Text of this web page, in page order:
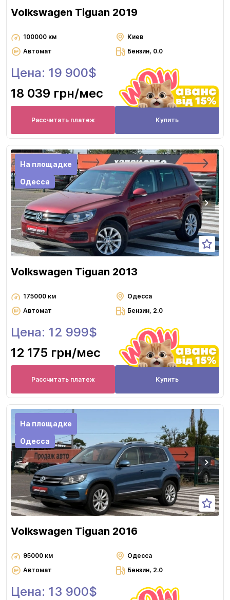
Volkswagen Tiguan 2019
100000 км
Киев
Автомат
Бензин, 0.0
Цена: 19 900$
18 039 грн/мес
Рассчитать платеж Купить
На площадке
Одесса
Volkswagen Tiguan 2013
175000 км
Одесса
Автомат
Бензин, 2.0
Цена: 12 999$
12 175 грн/мес
Рассчитать платеж Купить
На площадке
Одесса
Volkswagen Tiguan 2016
95000 км
Одесса
Автомат
Бензин, 2.0
Цена: 13 900$